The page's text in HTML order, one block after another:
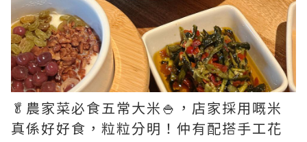
🥬農家菜必食五常大米🍚，店家採用嘅米
真係好好食，粒粒分明！仲有配搭手工花